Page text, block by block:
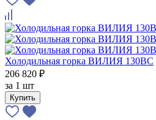
Холодильная горка ВИЛИЯ 130ВС
206 820 ₽
за 1 шт
Купить